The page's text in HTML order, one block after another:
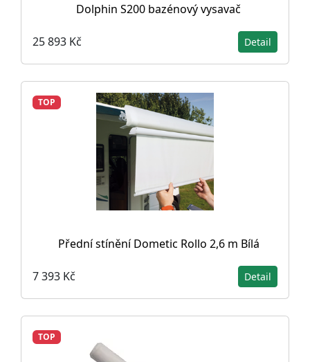
Dolphin S200 bazénový vysavač
25 893 Kč Detail
TOP
Přední stínění Dometic Rollo 2,6 m Bílá
7 393 Kč Detail
TOP